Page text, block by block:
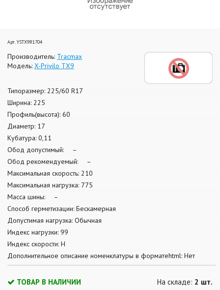
Арт. YSTX9R1704
Производитель: Tracmax
Модель: X-Privilo TX9
Типоразмер: 225/60 R17
Ширина: 225
Профиль(высота): 60
Диаметр: 17
Кубатура: 0,11
Обод допустимый: –
Обод рекомендуемый: –
Максимальная скорость: 210
Максимальная нагрузка: 775
Масса шины: –
Способ герметизации: Бескамерная
Допустимая нагрузка: Обычная
Индекс нагрузки: 99
Индекс скорости: H
Дополнительное описание номенклатуры в форматеhtml: Нет
ТОВАР В НАЛИЧИИ На складе: 2 шт.